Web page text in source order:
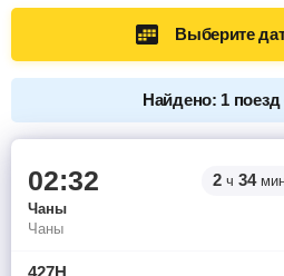
Выберите
Найдено: 1 поезд
02:32 2 ч 34
Чаны
Чаны
427Н